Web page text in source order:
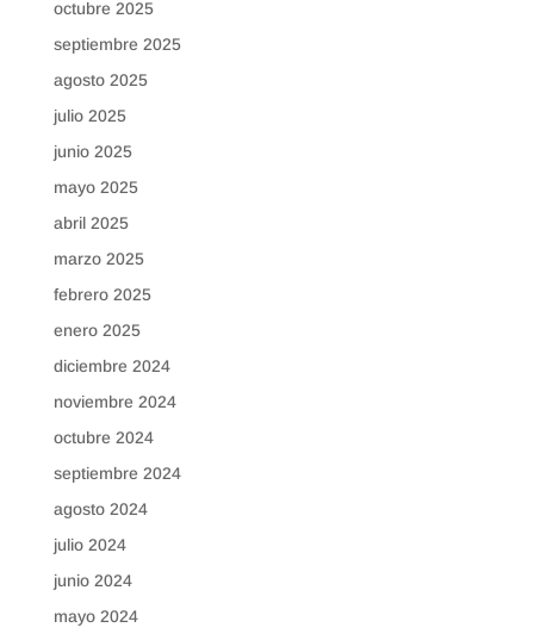
octubre 2025
septiembre 2025
agosto 2025
julio 2025
junio 2025
mayo 2025
abril 2025
marzo 2025
febrero 2025
enero 2025
diciembre 2024
noviembre 2024
octubre 2024
septiembre 2024
agosto 2024
julio 2024
junio 2024
mayo 2024